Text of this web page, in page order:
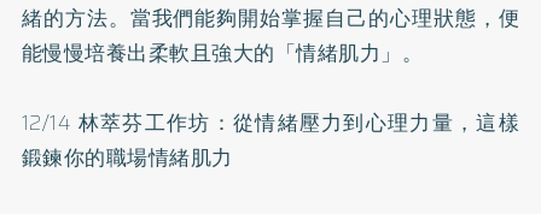
緒的方法。當我們能夠開始掌握自己的心理狀態，便
能慢慢培養出柔軟且強大的「情緒肌力」。
12/14 林萃芬工作坊：從情緒壓力到心理力量，這樣
鍛鍊你的職場情緒肌力